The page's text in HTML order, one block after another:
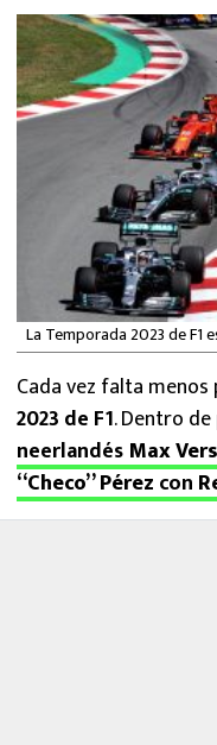
MEXICANOS EN EL
FUTBOL ESTUFA
FÓRMULA 1
LIGA MX
NFL
La Temporada 2023 de F1
Cada vez falta menos
2023 de F1. Dentro
neerlandés Max
“Checo” Pérez con